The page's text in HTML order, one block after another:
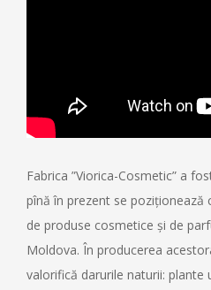
Fabrica ”Viorica-Cosmetic” a
pînă în prezent se
de produse cosmetice și de
Moldova. În producerea
valorifică darurile naturii: plante